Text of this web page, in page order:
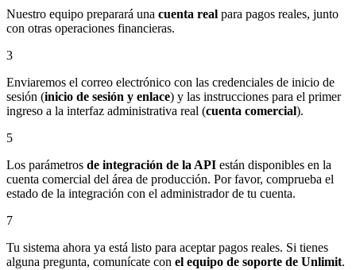
Nuestro equipo preparará una cuenta real para pagos reales, junto
con otras operaciones financieras.
3
Enviaremos el correo electrónico con las credenciales de inicio de
sesión (inicio de sesión y enlace) y las instrucciones para el primer
ingreso a la interfaz administrativa real (cuenta comercial).
5
Los parámetros de integración de la API están disponibles en la
cuenta comercial del área de producción. Por favor, comprueba el
estado de la integración con el administrador de tu cuenta.
7
Tu sistema ahora ya está listo para aceptar pagos reales. Si tienes
alguna pregunta, comunícate con el equipo de soporte de Unlimit.